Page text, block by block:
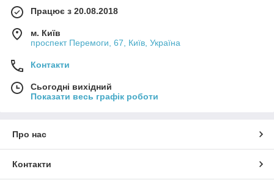
Працює з 20.08.2018
м. Київ
проспект Перемоги, 67, Київ, Україна
Контакти
Сьогодні вихідний
Показати весь графік роботи
Про нас
Контакти